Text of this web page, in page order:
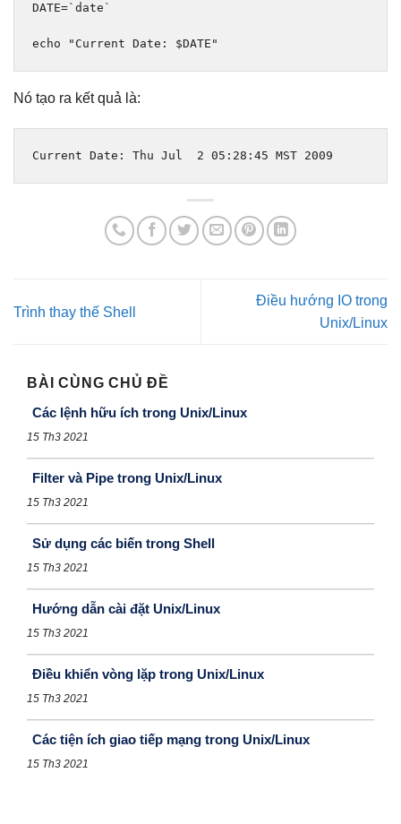
DATE=`date`
echo "Current Date: $DATE"
Nó tạo ra kết quả là:
Current Date : Thu Jul 2 05 : 28 : 45 MST 2009
Trình thay thế Shell
Điều hướng IO trong
Unix/Linux
BÀI CÙNG CHỦ ĐỀ
Các lệnh hữu ích trong Unix/Linux
15 Th3 2021
Filter và Pipe trong Unix/Linux
15 Th3 2021
Sử dụng các biến trong Shell
15 Th3 2021
Hướng dẫn cài đặt Unix/Linux
15 Th3 2021
Điều khiển vòng lặp trong Unix/Linux
15 Th3 2021
Các tiện ích giao tiếp mạng trong Unix/Linux
15 Th3 2021